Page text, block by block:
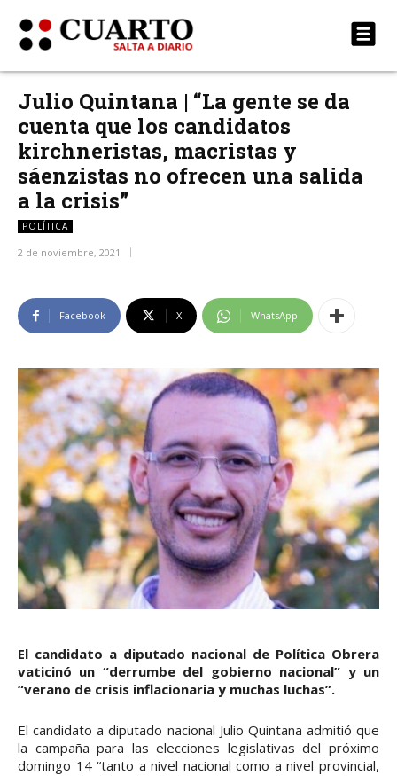
Julio Quintana | “La gente se da
cuenta que los candidatos
kirchneristas, macristas y
sáenzistas no ofrecen una salida
a la crisis”
POLÍTICA
2 de noviembre, 2021
Facebook X WhatsApp
El candidato a diputado nacional de Política Obrera
vaticinó un “derrumbe del gobierno nacional” y un
“verano de crisis inflacionaria y muchas luchas”.
El candidato a diputado nacional Julio Quintana admitió que
la campaña para las elecciones legislativas del próximo
domingo 14 “tanto a nivel nacional como a nivel provincial,